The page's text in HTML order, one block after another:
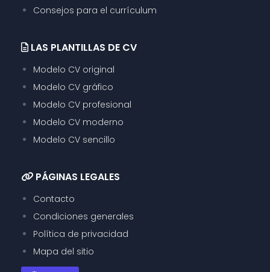
Consejos para el currículum
LAS PLANTILLAS DE CV
Modelo CV original
Modelo CV gráfico
Modelo CV profesional
Modelo CV moderno
Modelo CV sencillo
PÁGINAS LEGALES
Contacto
Condiciones generales
Política de privacidad
Mapa del sitio